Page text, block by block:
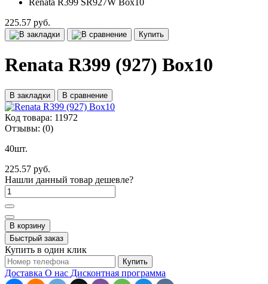
Renata R399 SR927W Box10
225.57 руб.
Купить
Renata R399 (927) Box10
В закладки В сравнение
Код товара: 11972
Отзывы: (0)
40шт.
225.57 руб.
Нашли данный товар дешевле?
В корзину
Быстрый заказ
Купить в один клик
Купить
Доставка О нас Дисконтная программа